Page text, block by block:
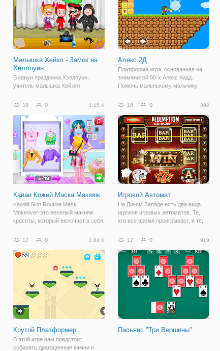
Малышка Хейзл - Замок на
Хеллоуин
В канун праздника Хэллоуин,
учитель малышка Хейзел
Хэллоуин. Замок состоит из шести
много сюрпризов и подарков для
Хейзел. Давайте объединим
Хейзел для изучения этих
Алекс 2Д
Платформа игра, основанная на
знаменитой 80-х Алекс Кидд.
Помочь маленькому мальчику
прыгать по платформам.
19 0 1.15 K
Каваи Кожей Маска Макияж
Kawaii Skin Routine Mask
Makeover-это веселый макияж
красоты, который включает в себя
и макияжу. Юки хочет
собирается попробовать новый
18 0 392
Игровой Автомат
На Диком Западе есть два вида
игроков игровых автоматов. Те,
кто все время проигрывает, и те,
можно проверить в онлайн игре
игра, которая поможет проверить
17 0 1.84 K
Крутой Платформер
В этой игре нам предстоит
собирать драгоценные камни и
17 0 919
Пасьянс "Три Вершины"